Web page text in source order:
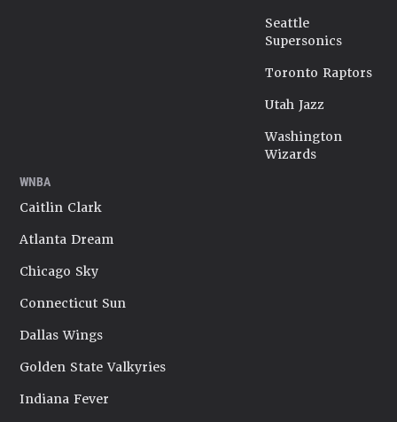
Seattle
Supersonics
Toronto Raptors
Utah Jazz
Washington
Wizards
WNBA
Caitlin Clark
Atlanta Dream
Chicago Sky
Connecticut Sun
Dallas Wings
Golden State Valkyries
Indiana Fever